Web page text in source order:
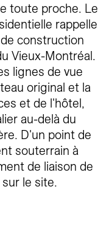
toute proche. Le
rappelle
construction
Vieux-Montréal.
lignes de vue
original et la
et de l'hôtel,
au-delà du
D'un point de
souterrain à
de liaison de
le site.